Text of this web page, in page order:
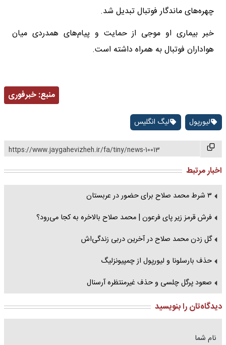
چهره‌های ماندگار فوتبال تبدیل شد.
خبر بیماری او موجی از حمایت و پیام‌های همدردی میان
هواداران فوتبال به همراه داشته است.
منبع:خبرفوری
لیورپول لیگ انگلیس
https://www.jaygahevizheh.ir/fa/tiny/news-10013
اخبار مرتبط
۳ شرط محمد صلاح برای حضور در عربستان
فرش قرمز زیر پای فرعون | محمد صلاح بالاخره به کجا می‌‎رود؟
گل زدن محمد صلاح در آخرین دربی زندگی‌اش
حذف بارسلونا و لیورپول از چمپیونزلیگ
صعود پرگل چلسی و حذف غیرمنتظره آرسنال
دیدگاه‌تان را بنویسید
نام شما